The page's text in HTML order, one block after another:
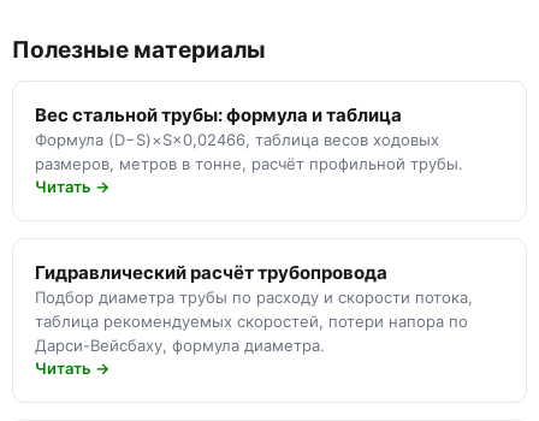
Полезные материалы
Вес стальной трубы: формула и таблица
Формула (D−S)×S×0,02466, таблица весов ходовых
размеров, метров в тонне, расчёт профильной трубы.
Читать →
Гидравлический расчёт трубопровода
Подбор диаметра трубы по расходу и скорости потока,
таблица рекомендуемых скоростей, потери напора по
Дарси-Вейсбаху, формула диаметра.
Читать →